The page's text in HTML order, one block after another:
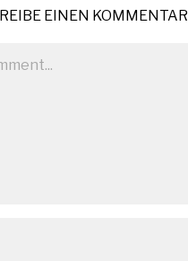
EINEN KOMMENTAR